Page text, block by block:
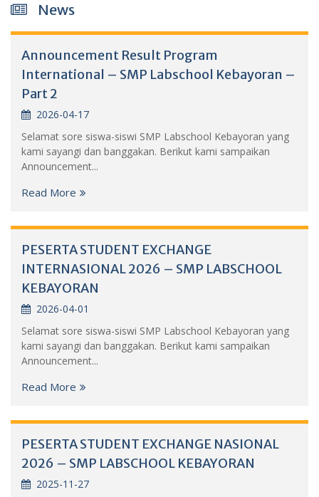
News
Announcement Result Program
International – SMP Labschool Kebayoran –
Part 2
2026-04-17
Selamat sore siswa-siswi SMP Labschool Kebayoran yang
kami sayangi dan banggakan. Berikut kami sampaikan
Announcement...
Read More
PESERTA STUDENT EXCHANGE
INTERNASIONAL 2026 – SMP LABSCHOOL
KEBAYORAN
2026-04-01
Selamat sore siswa-siswi SMP Labschool Kebayoran yang
kami sayangi dan banggakan. Berikut kami sampaikan
Announcement...
Read More
PESERTA STUDENT EXCHANGE NASIONAL
2026 – SMP LABSCHOOL KEBAYORAN
2025-11-27